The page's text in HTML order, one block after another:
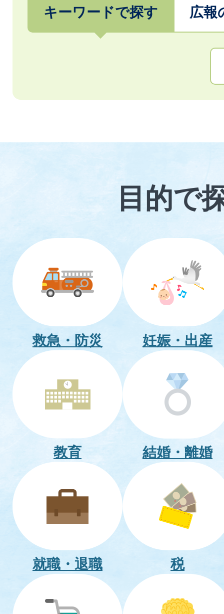
お知らせ
キーワードで探す 広報
検
目的で
救急・防災 妊娠・出産
教育 結婚・離婚
就職・退職 税